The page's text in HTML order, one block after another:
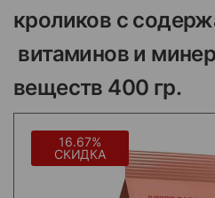
кроликов с
витаминов и
веществ 400 гр.
16.67%
СКИДКА